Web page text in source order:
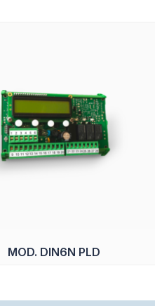
MOD. DIN6N PLD